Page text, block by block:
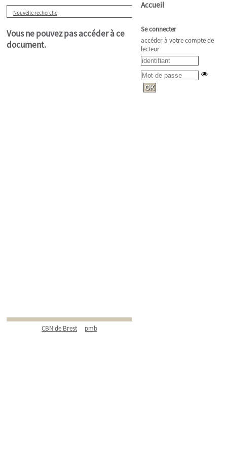
Nouvelle recherche
Vous ne pouvez pas accéder à ce
document.
CBN de Brest pmb
Accueil
Se connecter
accéder à votre compte de
lecteur